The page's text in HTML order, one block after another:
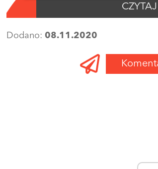
Dodano: 08.11.2020